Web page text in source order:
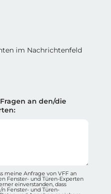
im Nachrichtenfeld
an den/die
Container
meine Anfrage von VFF an
Fenster- und Türen-Experten
einverstanden, dass
Fenster- und Türen-